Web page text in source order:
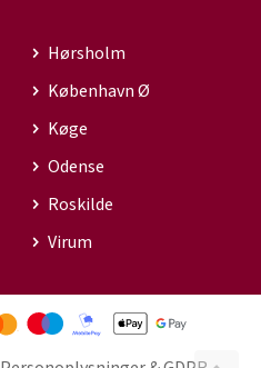
Hørsholm
København Ø
Køge
Odense
Roskilde
Virum